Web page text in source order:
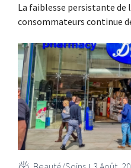
La faiblesse persistante de
consommateurs continue
multinationale s'attend
baisse de son chiffre
l'exercice.